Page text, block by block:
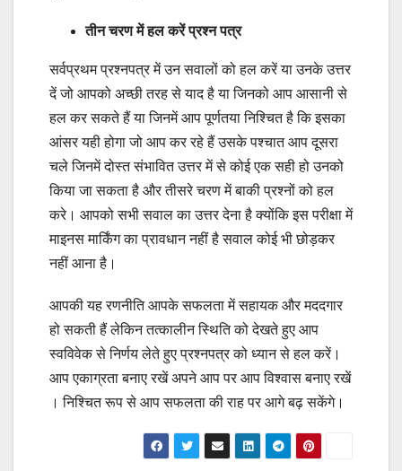
तीन चरण में हल करें प्रश्न पत्र
सर्वप्रथम प्रश्नपत्र में उन सवालों को हल करें या उनके उत्तर
दें जो आपको अच्छी तरह से याद है या जिनको आप आसानी से
हल कर सकते हैं या जिनमें आप पूर्णतया निश्चित है कि इसका
आंसर यही होगा जो आप कर रहे हैं उसके पश्चात आप दूसरा
चले जिनमें दोस्त संभावित उत्तर में से कोई एक सही हो उनको
किया जा सकता है और तीसरे चरण में बाकी प्रश्नों को हल
करे। आपको सभी सवाल का उत्तर देना है क्योंकि इस परीक्षा में
माइनस मार्किंग का प्रावधान नहीं है सवाल कोई भी छोड़कर
नहीं आना है।
आपकी यह रणनीति आपके सफलता में सहायक और मददगार
हो सकती हैं लेकिन तत्कालीन स्थिति को देखते हुए आप
स्वविवेक से निर्णय लेते हुए प्रश्नपत्र को ध्यान से हल करें।
आप एकाग्रता बनाए रखें अपने आप पर आप विश्वास बनाए रखें
। निश्चित रूप से आप सफलता की राह पर आगे बढ़ सकेंगे।